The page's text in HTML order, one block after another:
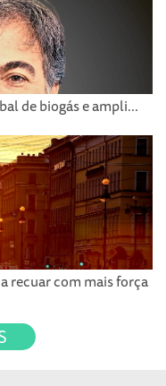
de biogás e ampli...
recuar com mais força